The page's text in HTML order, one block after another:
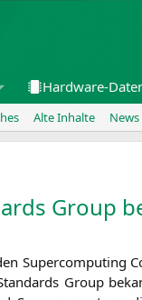
Hardware-
Alte Inhalte
Group
Super­com­pu­ting
Group